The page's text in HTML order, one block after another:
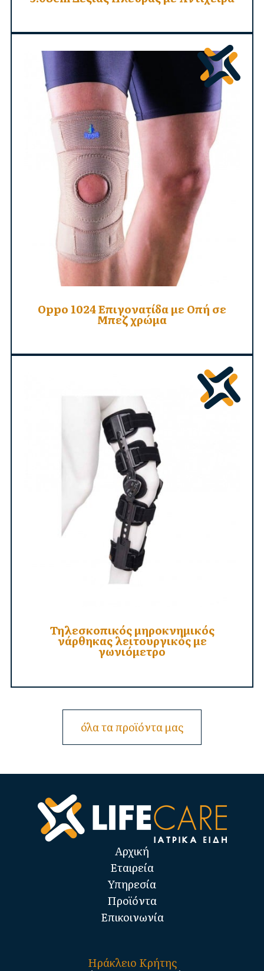
Oppo 1024 Επιγονατίδα με Οπή σε
Μπεζ χρώμα
Τηλεσκοπικός μηροκνημικός
νάρθηκας λειτουργικός με
γωνιόμετρο
όλα τα προϊόντα μας
Αρχική
Εταιρεία
Υπηρεσία
Προϊόντα
Επικοινωνία
Ηράκλειο Κρήτης